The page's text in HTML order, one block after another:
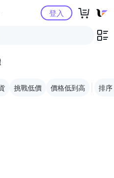
Yahoo購物中心登入
挑戰低價 價格低到高 排序